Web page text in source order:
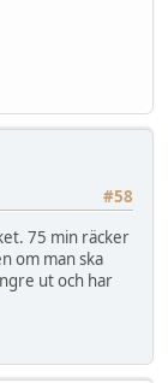
#58
75 min räcker
om man ska
ut och har